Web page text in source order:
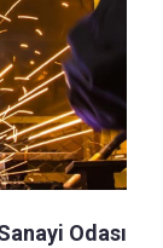
Odası